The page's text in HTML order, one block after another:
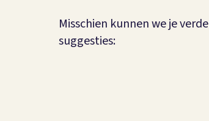
Misschien kunnen we je
suggesties: